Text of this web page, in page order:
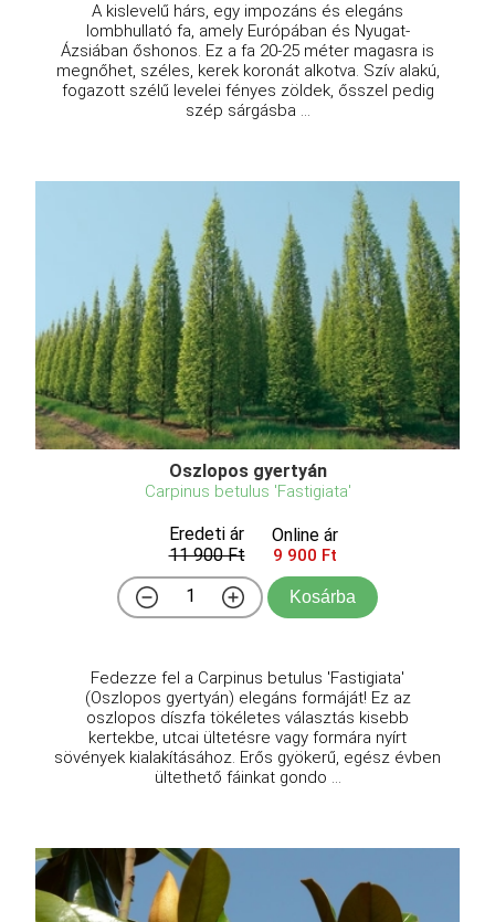
A kislevelű hárs, egy impozáns és elegáns
lombhullató fa, amely Európában és Nyugat-
Ázsiában őshonos. Ez a fa 20-25 méter magasra is
megnőhet, széles, kerek koronát alkotva. Szív alakú,
fogazott szélű levelei fényes zöldek, ősszel pedig
szép sárgásba ...
Oszlopos gyertyán
Carpinus betulus 'Fastigiata'
Eredeti ár
11 900 Ft
Online ár
9 900 Ft
Kosárba
Fedezze fel a Carpinus betulus 'Fastigiata'
(Oszlopos gyertyán) elegáns formáját! Ez az
oszlopos díszfa tökéletes választás kisebb
kertekbe, utcai ültetésre vagy formára nyírt
sövények kialakításához. Erős gyökerű, egész évben
ültethető fáinkat gondo ...